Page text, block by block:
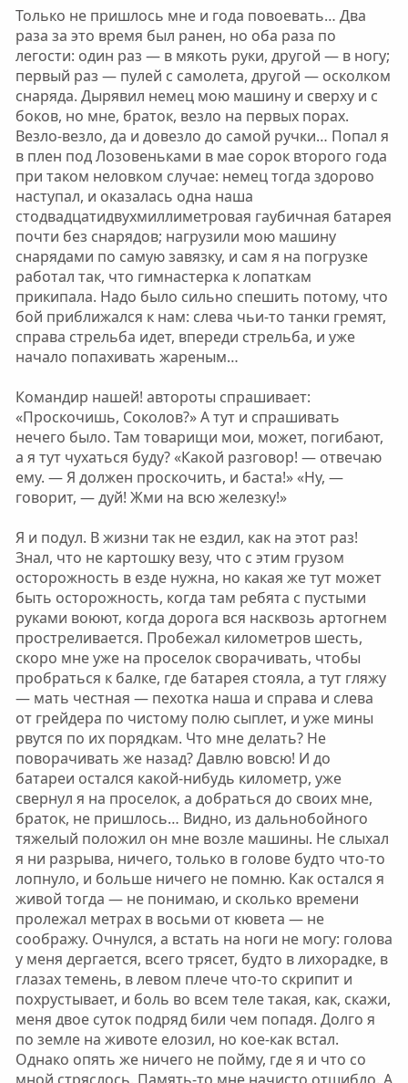
Только не пришлось мне и года повоевать… Два
раза за это время был ранен, но оба раза по
легости: один раз — в мякоть руки, другой — в ногу;
первый раз — пулей с самолета, другой — осколком
снаряда. Дырявил немец мою машину и сверху и с
боков, но мне, браток, везло на первых порах.
Везло-везло, да и довезло до самой ручки… Попал я
в плен под Лозовеньками в мае сорок второго года
при таком неловком случае: немец тогда здорово
наступал, и оказалась одна наша
стодвадцатидвухмиллиметровая гаубичная батарея
почти без снарядов; нагрузили мою машину
снарядами по самую завязку, и сам я на погрузке
работал так, что гимнастерка к лопаткам
прикипала. Надо было сильно спешить потому, что
бой приближался к нам: слева чьи-то танки гремят,
справа стрельба идет, впереди стрельба, и уже
начало попахивать жареным…
Командир нашей! автороты спрашивает:
«Проскочишь, Соколов?» А тут и спрашивать
нечего было. Там товарищи мои, может, погибают,
а я тут чухаться буду? «Какой разговор! — отвечаю
ему. — Я должен проскочить, и баста!» «Ну, —
говорит, — дуй! Жми на всю железку!»
Я и подул. В жизни так не ездил, как на этот раз!
Знал, что не картошку везу, что с этим грузом
осторожность в езде нужна, но какая же тут может
быть осторожность, когда там ребята с пустыми
руками воюют, когда дорога вся насквозь артогнем
простреливается. Пробежал километров шесть,
скоро мне уже на проселок сворачивать, чтобы
пробраться к балке, где батарея стояла, а тут гляжу
— мать честная — пехотка наша и справа и слева
от грейдера по чистому полю сыплет, и уже мины
рвутся по их порядкам. Что мне делать? Не
поворачивать же назад? Давлю вовсю! И до
батареи остался какой-нибудь километр, уже
свернул я на проселок, а добраться до своих мне,
браток, не пришлось… Видно, из дальнобойного
тяжелый положил он мне возле машины. Не слыхал
я ни разрыва, ничего, только в голове будто что-то
лопнуло, и больше ничего не помню. Как остался я
живой тогда — не понимаю, и сколько времени
пролежал метрах в восьми от кювета — не
соображу. Очнулся, а встать на ноги не могу: голова
у меня дергается, всего трясет, будто в лихорадке, в
глазах темень, в левом плече что-то скрипит и
похрустывает, и боль во всем теле такая, как, скажи,
меня двое суток подряд били чем попадя. Долго я
по земле на животе елозил, но кое-как встал.
Однако опять же ничего не пойму, где я и что со